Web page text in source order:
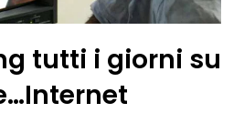
tutti i giorni su